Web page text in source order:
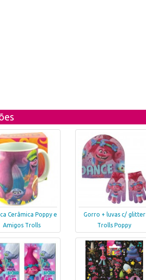
Cerâmica Poppy e
Amigos Trolls
Gorro + luvas c/ glitter
Trolls Poppy